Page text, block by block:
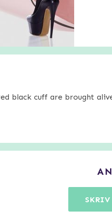
black cuff are brought